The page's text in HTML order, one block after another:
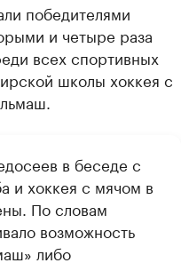
победителями
и четыре раза
всех спортивных
школы хоккея с
в беседе с
и хоккея с мячом в
По словам
возможность
либо